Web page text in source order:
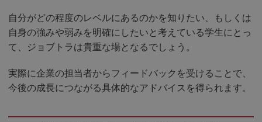
自分がどの程度のレベルにあるのかを知りたい、もしくは
自身の強みや弱みを明確にしたいと考えている学生にとっ
て、ジョブトラは貴重な場となるでしょう。
実際に企業の担当者からフィードバックを受けることで、
今後の成長につながる具体的なアドバイスを得られます。